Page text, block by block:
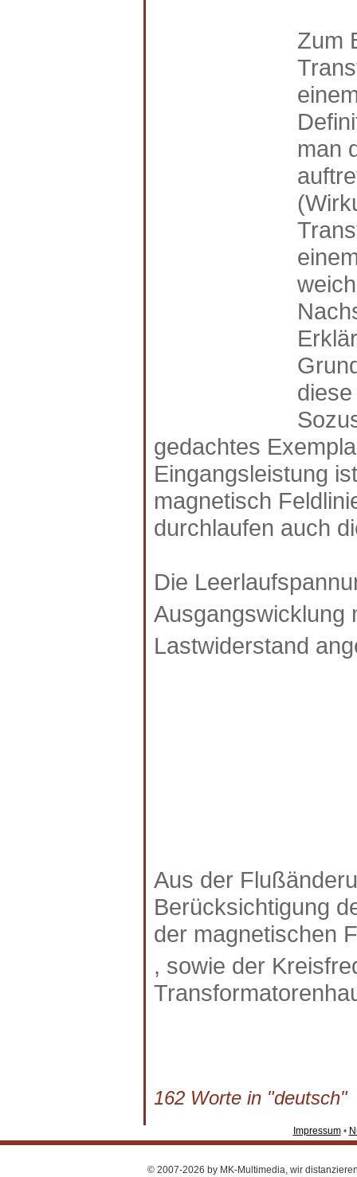
Zum
man
gedachtes
Eingangsleistung
magnetisch
durchlaufen auch
Die
Ausgangswicklung
Lastwiderstand
Aus der
Berücksichtigung
der magnetischen
, sowie der
162 Worte in
Impressum•
© 2007-2026 by MK-Multimedia, wir